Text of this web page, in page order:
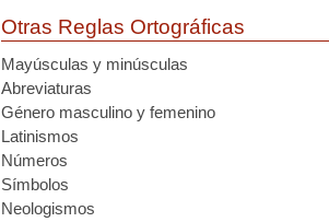
Otras Reglas Ortográficas
Mayúsculas y minúsculas
Abreviaturas
Género masculino y femenino
Latinismos
Números
Símbolos
Neologismos